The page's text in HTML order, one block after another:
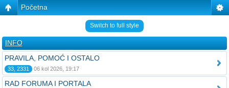
Početna
Switch to full style
INFO
PRAVILA, POMOĆ I OSTALO
33, 2331 06 kol 2026, 19:17
RAD FORUMA I PORTALA